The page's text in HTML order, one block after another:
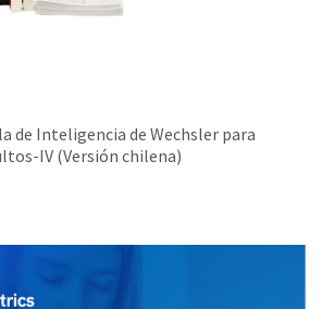
de Inteligencia de Wechsler para
IV (Versión chilena)